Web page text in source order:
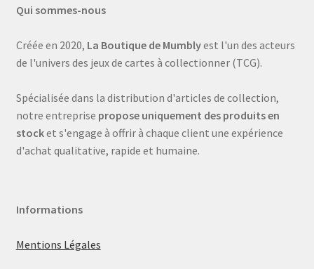
Qui sommes-nous
Créée en 2020, La Boutique de Mumblyest l'un des acteurs
de l'univers des jeux de cartes à collectionner (TCG).
Spécialisée dans la distribution d'articles de collection,
notre entreprise propose uniquement des produits en
stocket s'engage à offrir à chaque client une expérience
d'achat qualitative, rapide et humaine.
Informations
Mentions Légales